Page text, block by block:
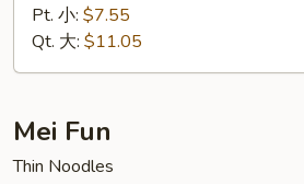
Special
Lo
Mein
楼
捞
面
Pt. 小: $7.55
Qt. 大: $11.05
Mei Fun
Thin Noodles